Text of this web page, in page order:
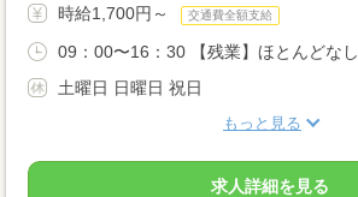
時給1,700円～ 交通費全額支給
09：00〜16：30 【残業】ほとんどなし
土曜日 日曜日 祝日
もっと見る
求人詳細を見る